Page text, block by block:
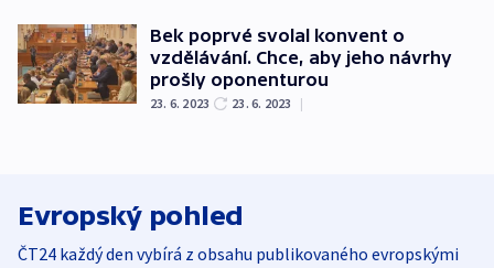
Bek poprvé svolal konvent o
vzdělávání. Chce, aby jeho návrhy
prošly oponenturou
23. 6. 2023 23. 6. 2023 |
Evropský pohled
ČT24 každý den vybírá z obsahu publikovaného evropskými